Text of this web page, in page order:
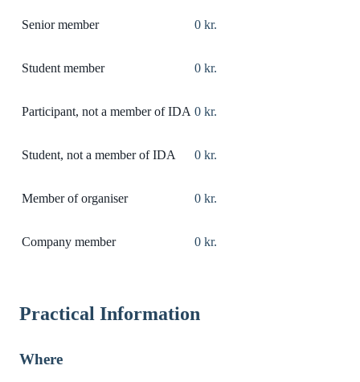
Senior member 0 kr.
Student member 0 kr.
Participant, not a member of IDA 0 kr.
Student, not a member of IDA 0 kr.
Member of organiser 0 kr.
Company member 0 kr.
Practical Information
Where